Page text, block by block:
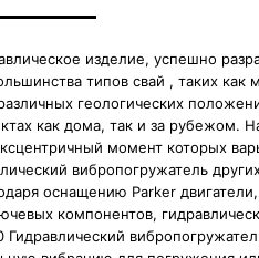
изделие, успешно
типов свай , таких
геологических
как дома, так и за рубежом.
момент которых
вибропогружатель
оснащению Parker
компонентов,